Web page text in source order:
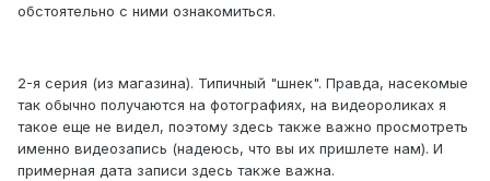
обстоятельно с ними ознакомиться.
2-я серия (из магазина). Типичный "шнек". Правда, насекомые
так обычно получаются на фотографиях, на видеороликах я
такое еще не видел, поэтому здесь также важно просмотреть
именно видеозапись (надеюсь, что вы их пришлете нам). И
примерная дата записи здесь также важна.